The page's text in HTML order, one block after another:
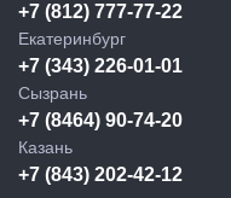
+7 (812) 777-77-22
Екатеринбург
+7 (343) 226-01-01
Сызрань
+7 (8464) 90-74-20
Казань
+7 (843) 202-42-12